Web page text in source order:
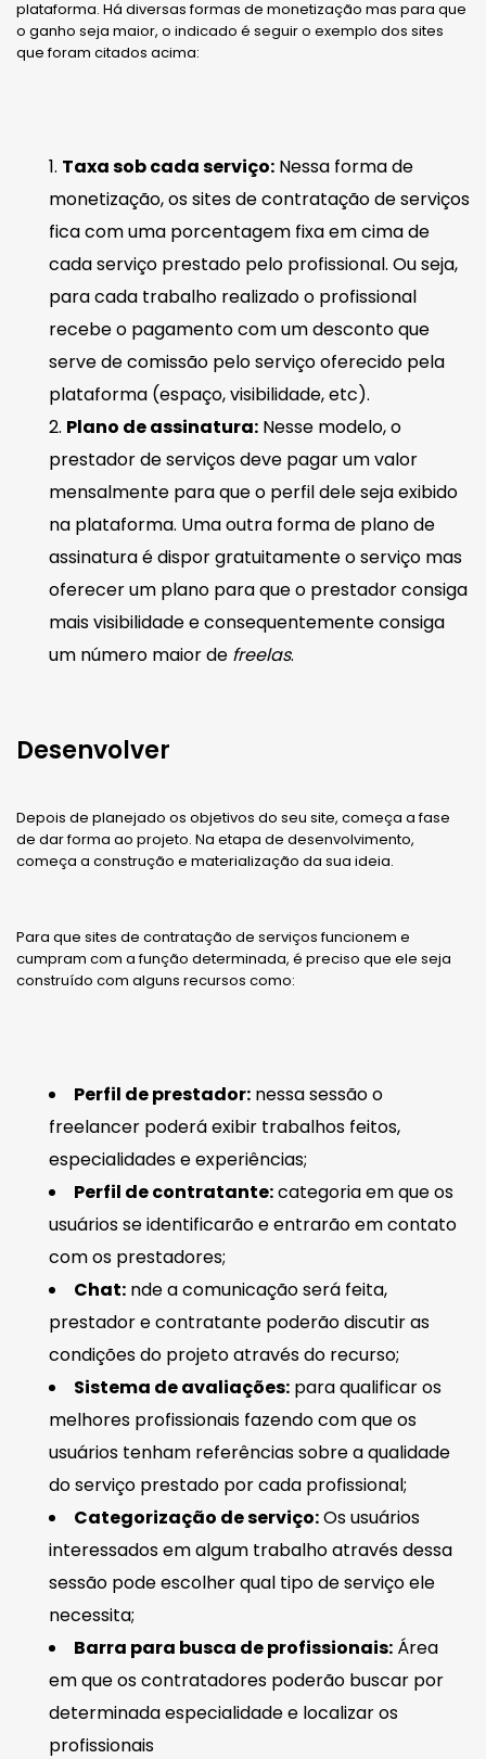
plataforma. Há diversas formas de monetização mas para que
o ganho seja maior, o indicado é seguir o exemplo dos sites
que foram citados acima:
Taxa sob cada serviço: Nessa forma de
monetização, os sites de contratação de serviços
fica com uma porcentagem fixa em cima de
cada serviço prestado pelo profissional. Ou seja,
para cada trabalho realizado o profissional
recebe o pagamento com um desconto que
serve de comissão pelo serviço oferecido pela
plataforma (espaço, visibilidade, etc).
Plano de assinatura: Nesse modelo, o
prestador de serviços deve pagar um valor
mensalmente para que o perfil dele seja exibido
na plataforma. Uma outra forma de plano de
assinatura é dispor gratuitamente o serviço mas
oferecer um plano para que o prestador consiga
mais visibilidade e consequentemente consiga
um número maior de freelas.
Desenvolver
Depois de planejado os objetivos do seu site, começa a fase
de dar forma ao projeto. Na etapa de desenvolvimento,
começa a construção e materialização da sua ideia.
Para que sites de contratação de serviços funcionem e
cumpram com a função determinada, é preciso que ele seja
construído com alguns recursos como:
Perfil de prestador: nessa sessão o
freelancer poderá exibir trabalhos feitos,
especialidades e experiências;
Perfil de contratante:categoria em que os
usuários se identificarão e entrarão em contato
com os prestadores;
Chat: nde a comunicação será feita,
prestador e contratante poderão discutir as
condições do projeto através do recurso;
Sistema de avaliações: para qualificar os
melhores profissionais fazendo com que os
usuários tenham referências sobre a qualidade
do serviço prestado por cada profissional;
Categorização de serviço:Os usuários
interessados em algum trabalho através dessa
sessão pode escolher qual tipo de serviço ele
necessita;
Barra para busca de profissionais: Área
em que os contratadores poderão buscar por
determinada especialidade e localizar os
profissionais